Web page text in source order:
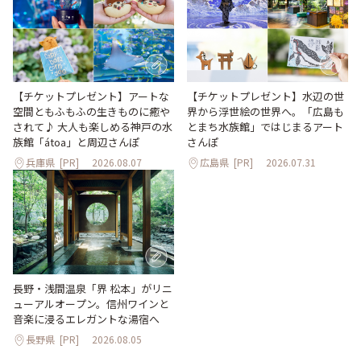
【チケットプレゼント】アートな
空間ともふもふの生きものに癒や
されて♪ 大人も楽しめる神戸の水
族館「átoa」と周辺さんぽ
兵庫県 [PR] 2026.08.07
【チケットプレゼント】水辺の世
界から浮世絵の世界へ。「広島も
とまち水族館」ではじまるアート
さんぽ
広島県 [PR] 2026.07.31
長野・浅間温泉「界 松本」がリニ
ューアルオープン。信州ワインと
音楽に浸るエレガントな湯宿へ
長野県 [PR] 2026.08.05